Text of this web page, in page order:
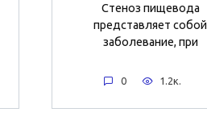
Стеноз пищевода
представляет собой
заболевание, при
0 1.2к.